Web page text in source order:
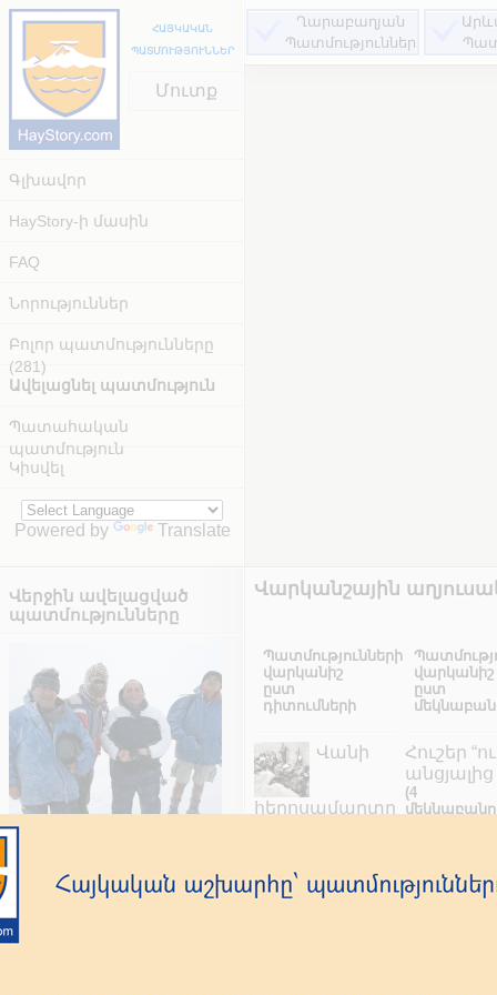
Ղարաբաղյան
Պատմություններ
ՀԱՅԿԱԿԱՆ
ՊԱՏՄՈՒԹՅՈՒՆՆԵՐ
Մուտք
Գլխավոր
HayStory-ի մասին
FAQ
Նորություններ
Բոլոր պատմությունները
(281)
Ավելացնել պատմություն
Պատահական
պատմություն
Կիսվել
Powered by Translate
2
Վերջին ավելացված
պատմությունները
Շիրազի սիրտն
Արարատի գագաթին
Վարկանշային
Պատմությունների
վարկանիշ
ըստ
դիտումների
Վանի
հերոսամարտը
վարկանիշ
ըստ
Հուշեր
անցյալից
(4
Աբովյանը